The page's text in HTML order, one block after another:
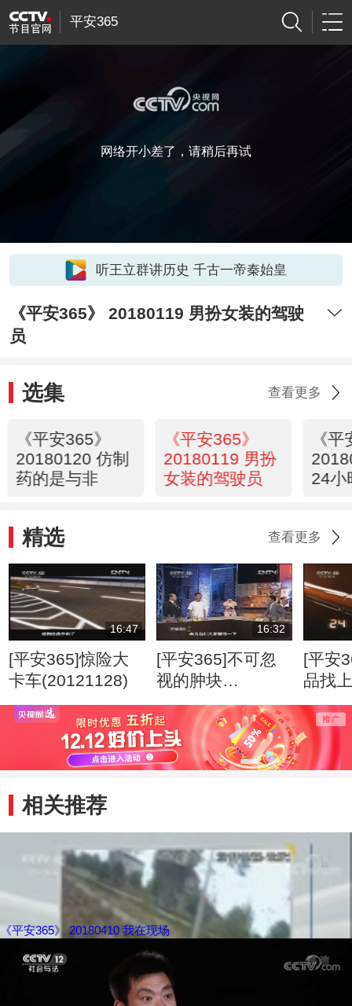
平安365
网络开小差了，请稍后再试
听王立群讲历史 千古一帝秦始皇
《平安365》 20180119 男扮女装的驾驶
员
选集 查看更多
《平安365》
20180120 仿制
药的是与非
《平安365》
20180119 男扮
女装的驾驶员
《
24小
精选 查看更多
16:47
[平安365]惊险大
卡车(20121128)
16:32
[平安365]不可忽
视的肿块
(20120807)
[平安
品找
相关推荐
《平安365》 20180410 我在现场